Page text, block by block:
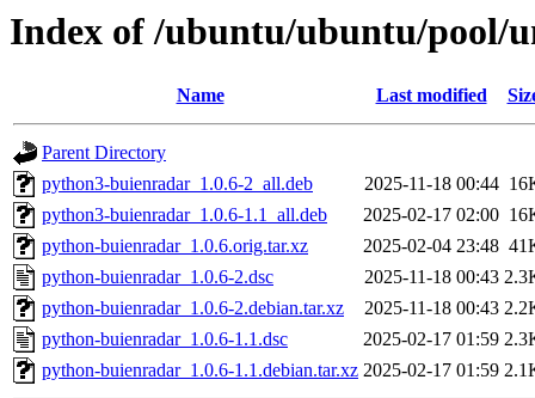
Index of /ubuntu/ubuntu/pool/
Name Last modified
Parent Directory
python3-buienradar_1.0.6-2_all.deb
2025-11-18 00:44
python3-buienradar_1.0.6-1.1_all.deb
2025-02-17 02:00
python-buienradar_1.0.6.orig.tar.xz
2025-02-04 23:48
python-buienradar_1.0.6-2.dsc
2025-11-18 00:43
python-buienradar_1.0.6-2.debian.tar.xz
2025-11-18 00:43
python-buienradar_1.0.6-1.1.dsc
2025-02-17 01:59
python-buienradar_1.0.6-1.1.debian.tar.xz 2025-02-17 01:59